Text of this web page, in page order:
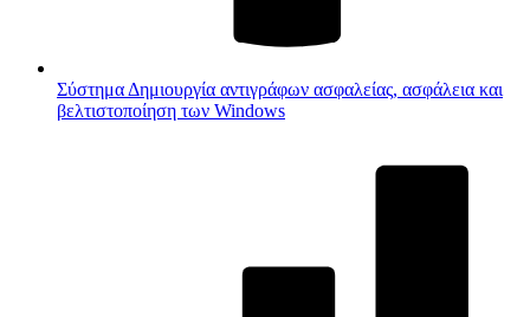
Σύστημα Δημιουργία αντιγράφων ασφαλείας, ασφάλεια και
βελτιστοποίηση των Windows